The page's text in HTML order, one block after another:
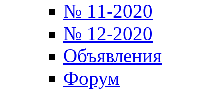
№ 11-2020
№ 12-2020
Объявления
Форум